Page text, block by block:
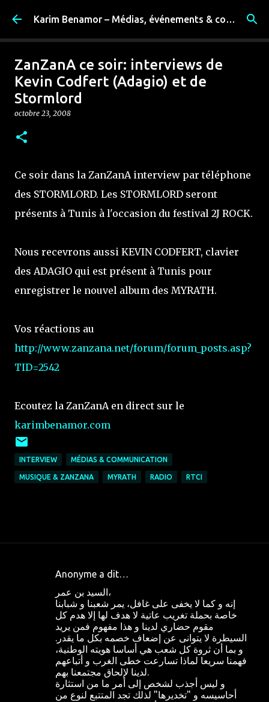
Accéder au contenu principal Karim Benamor – Médias, événements & coulisses
ZanZanA ce soir: interviews de
Kevin Codfert (Adagio) et de
Stormlord
octobre 23, 2008
Ce soir dans la ZanZanA interview par téléphone
des STORMLORD. Les STORMLORD seront
présents à Tunis à l'occasion du festival 2J ROCK.
Nous recevrons aussi KEVIN CODFERT, clavier
des ADAGIO qui est présent à Tunis pour
enregistrer le nouvel album des MYRATH.
Vos réactions au
http://www.zanzana.net/forum/forum_posts.asp?
TID=2542
Ecoutez la ZanZanA en direct sur le
karimbenamor.com
INTERVIEW MÉDIAS & COMMUNICATION
MUSIQUE & ZANZANA MYRATH RADIO RTCI
Anonyme a dit…
السيد بن عمر،
إنه و كما لا يخفى على غافل، يمر شعبنا و شبابنا
خاصة بحملة تغريب عاتية لا هدف لها إلا هدم كل
مقوم حضاري لدينا و هذا مفهوم فمن يريد
السيطرة لا يتوانى عن إضعاف خصمه بكل ما يقدر.
و بما أن ثروة كل شعب هي أساسا هويته الوطنية،
فهمنا سريعا لماذا تسارعت خطى الغرب و أتباعهم
لدينا لإلحاق مجتمعنا بهم.
و ليس أجذب لشخص إلى أمر ما من استثارة
أحاسيسه و "تخديرها" لذلك تجد المتتبع لنوع من